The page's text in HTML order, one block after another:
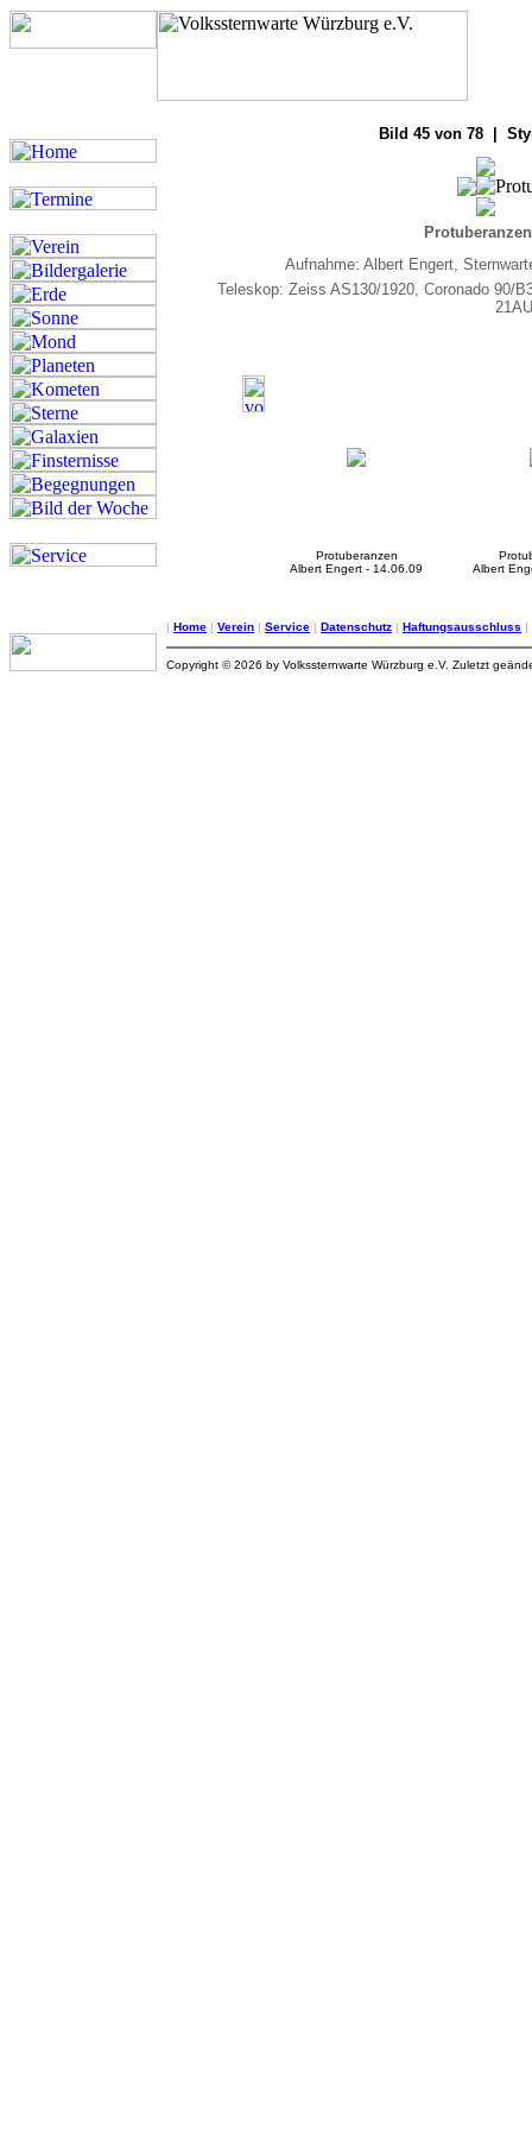
Bild 45 von 78 |
Aufnahme: Albert Engert,
Teleskop: Zeiss AS130/1920, Coronado 90/
Protuberanzen
Albert Engert - 14.06.09
Albert
| Home | Verein | Service | Datenschutz | Haftungsausschluss |
Copyright © 2026 by Volkssternwarte Würzburg e.V. Zuletzt